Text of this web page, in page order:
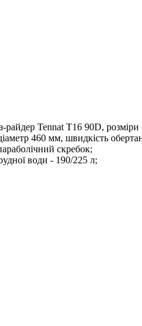
райдер Tennat T16 90D,
460 мм, швидкість
скребок;
води - 190/225 л;